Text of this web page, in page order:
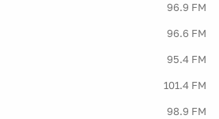
96.9 FM
96.6 FM
95.4 FM
101.4 FM
98.9 FM